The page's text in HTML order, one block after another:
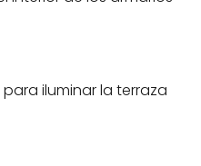
iluminar la terraza